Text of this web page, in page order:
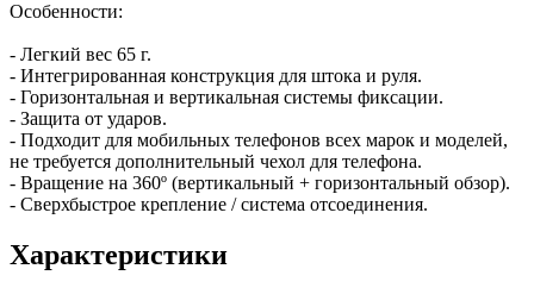
Особенности:
- Легкий вес 65 г.
- Интегрированная конструкция для штока и руля.
- Горизонтальная и вертикальная системы фиксации.
- Защита от ударов.
- Подходит для мобильных телефонов всех марок и моделей,
не требуется дополнительный чехол для телефона.
- Вращение на 360º (вертикальный + горизонтальный обзор).
- Сверхбыстрое крепление / система отсоединения.
Характеристики